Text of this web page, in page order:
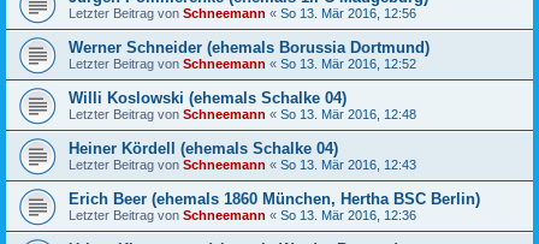
Letzter Beitrag von Schneemann « So 13. Mär 2016, 12:56
Werner Schneider (ehemals Borussia Dortmund)
Letzter Beitrag von Schneemann « So 13. Mär 2016, 12:52
Willi Koslowski (ehemals Schalke 04)
Letzter Beitrag von Schneemann « So 13. Mär 2016, 12:48
Heiner Kördell (ehemals Schalke 04)
Letzter Beitrag von Schneemann « So 13. Mär 2016, 12:43
Erich Beer (ehemals 1860 München, Hertha BSC Berlin)
Letzter Beitrag von Schneemann « So 13. Mär 2016, 12:36